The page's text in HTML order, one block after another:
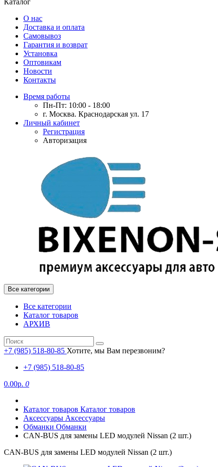
Каталог
О нас
Доставка и оплата
Самовывоз
Гарантия и возврат
Установка
Оптовикам
Новости
Контакты
Время работы
Пн-Пт: 10:00 - 18:00
г. Москва. Краснодарская ул. 17
Личный кабинет
Регистрация
Авторизация
Все категории
Все категории
Каталог товаров
АРХИВ
+7 (985) 518-80-85 Хотите, мы Вам перезвоним?
+7 (985) 518-80-85
0.00р. 0
Каталог товаров Каталог товаров
Аксессуары Аксессуары
Обманки Обманки
CAN-BUS для замены LED модулей Nissan (2 шт.)
CAN-BUS для замены LED модулей Nissan (2 шт.)